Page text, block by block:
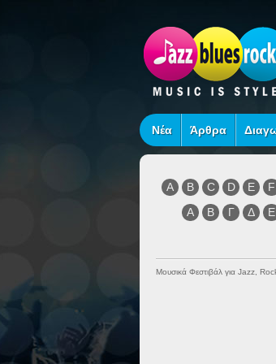
Νέα Άρθρα
A B C D E F
Α
Β Γ Δ Ε
Μουσικά Φεστιβάλ για Jazz,